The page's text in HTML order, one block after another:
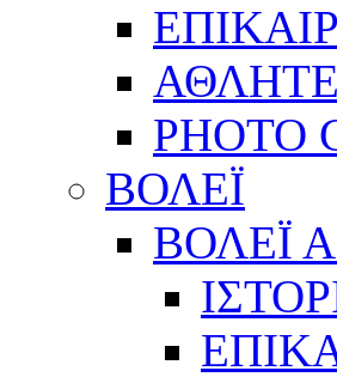
PHOTO
ΒΟΛΕΪ
ΒΟΛΕΪ